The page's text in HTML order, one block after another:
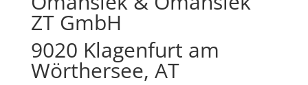
ZT GmbH
9020 Klagenfurt am
Wörthersee, AT